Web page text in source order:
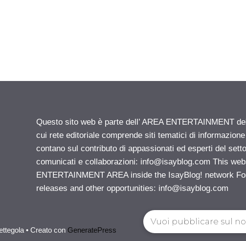
Questo sito web è parte dell’ AREA ENTERTAINMENT
cui rete editoriale comprende siti tematici di
contano sul contributo di appassionati ed esperti del
comunicati e collaborazioni: info@isayblog.com This
ENTERTAINMENT AREA inside the IsayBlog! network
releases and other opportunities: info@isayblog.com
• Creato con GeneratePress
Vuoi pubblicare sul